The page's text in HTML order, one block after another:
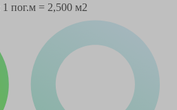
1 пог.м = 2,500 м2